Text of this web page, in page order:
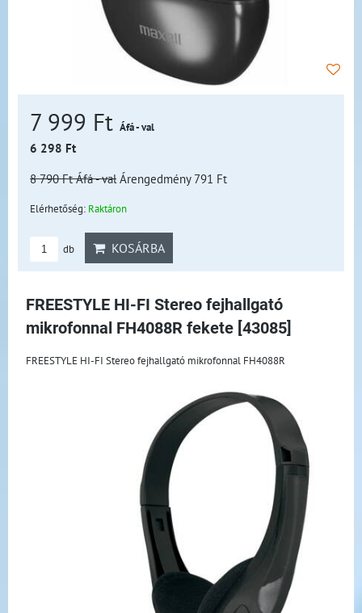
7 999 Ft Áfá - val
6 298 Ft
8 790 FtÁfá - val Árengedmény 791 Ft
Elérhetőség: Raktáron
db KOSÁRBA
FREESTYLE HI-FI Stereo fejhallgató
mikrofonnal FH4088R fekete [43085]
FREESTYLE HI-FI Stereo fejhallgató mikrofonnal FH4088R